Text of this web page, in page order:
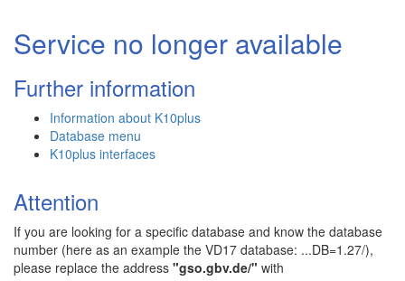
Service no longer available
Further information
Information about K10plus
Database menu
K10plus interfaces
Attention
If you are looking for a specific database and know the database
number (here as an example the VD17 database: ...DB=1.27/),
please replace the address "gso.gbv.de/" with